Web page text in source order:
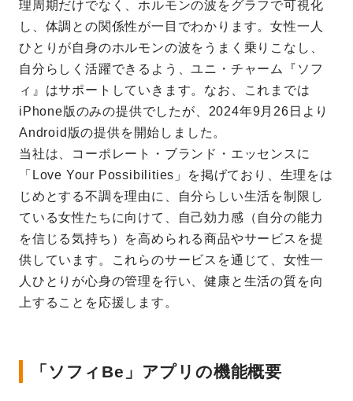
理周期だけでなく、ホルモンの波をグラフで可視化
し、体調との関係性が一目でわかります。女性一人
ひとりが自身のホルモンの波をうまく乗りこなし、
自分らしく活躍できるよう、ユニ・チャーム『ソフ
ィ』はサポートしていきます。なお、これまでは
iPhone版のみの提供でしたが、2024年9月26日より
Android版の提供を開始しました。
当社は、コーポレート・ブランド・エッセンスに
「Love Your Possibilities」を掲げており、生理をは
じめとする不調を理由に、自分らしい生活を制限し
ている女性たちに向けて、自己効力感（自分の能力
を信じる気持ち）を高められる商品やサービスを提
供しています。これらのサービスを通じて、女性一
人ひとりが心身の管理を行い、健康と生活の質を向
上することを応援します。
「ソフィBe」アプリの機能概要